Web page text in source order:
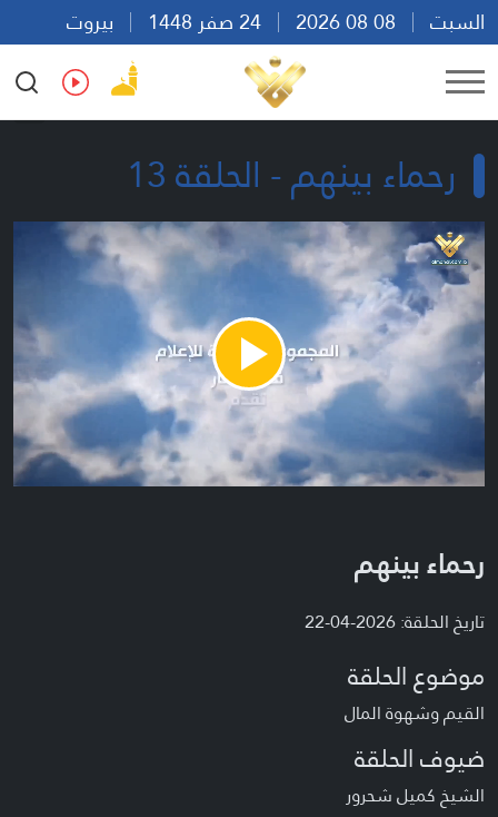
السبت
بيروت
10:52
Ar En Fr Es
رحماء بينهم - الحلقة 13
Play
Video
رحماء بينهم
تاريخ الحلقة: 2026-04-22
موضوع الحلقة
القيم وشهوة المال
ضيوف الحلقة
الشيخ كميل شحرور